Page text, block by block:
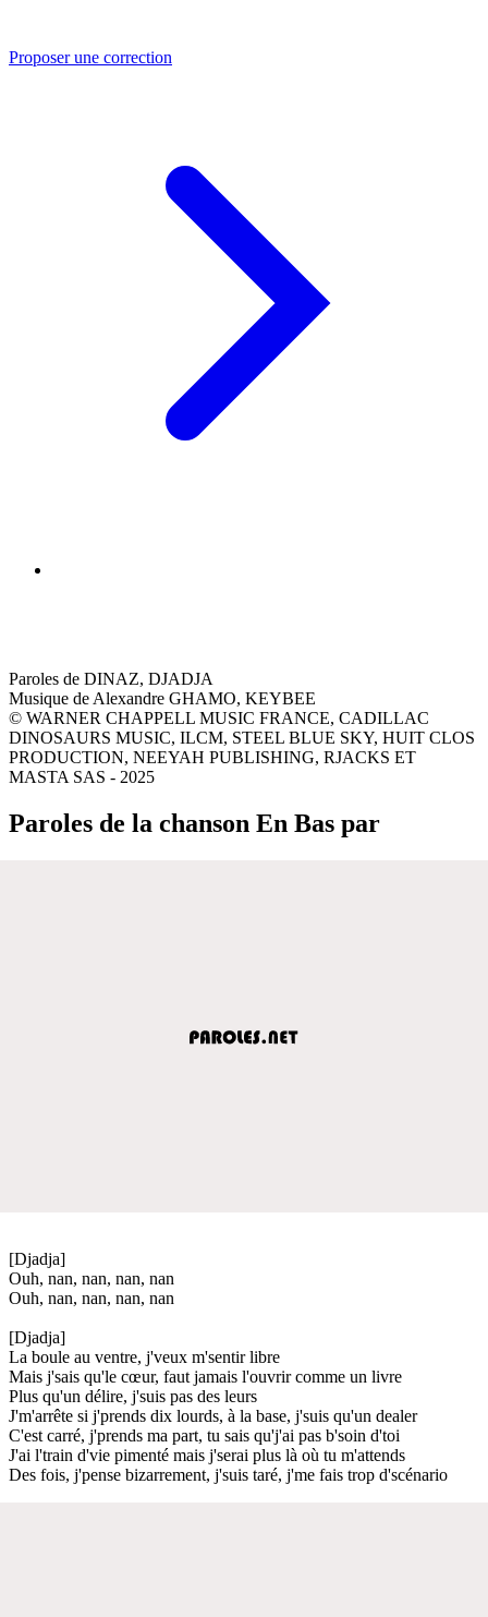
Proposer une correction
Paroles de DINAZ, DJADJA
Musique de Alexandre GHAMO, KEYBEE
© WARNER CHAPPELL MUSIC FRANCE, CADILLAC
DINOSAURS MUSIC, ILCM, STEEL BLUE SKY, HUIT CLOS
PRODUCTION, NEEYAH PUBLISHING, RJACKS ET
MASTA SAS - 2025
Paroles de la chanson En Bas par
[Djadja]
Ouh, nan, nan, nan, nan
Ouh, nan, nan, nan, nan
[Djadja]
La boule au ventre, j'veux m'sentir libre
Mais j'sais qu'le cœur, faut jamais l'ouvrir comme un livre
Plus qu'un délire, j'suis pas des leurs
J'm'arrête si j'prends dix lourds, à la base, j'suis qu'un dealer
C'est carré, j'prends ma part, tu sais qu'j'ai pas b'soin d'toi
J'ai l'train d'vie pimenté mais j'serai plus là où tu m'attends
Des fois, j'pense bizarrement, j'suis taré, j'me fais trop d'scénario